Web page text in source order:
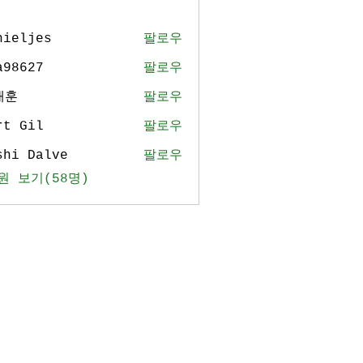
팔로우
팔로우
훈
팔로우
Gil
팔로우
Dalve
팔로우
보기(58명)